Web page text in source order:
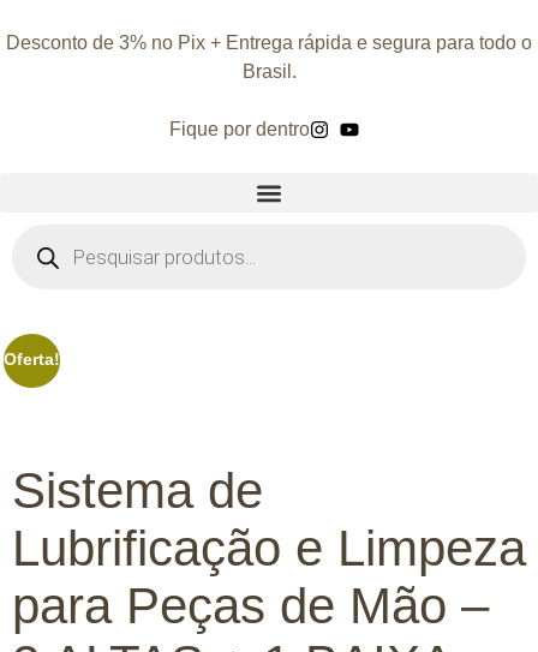
Desconto de 3% no Pix + Entrega rápida e segura para todo o
Brasil.
Fique por dentro
Oferta!
Sistema de
Lubrificação e Limpeza
para Peças de Mão –